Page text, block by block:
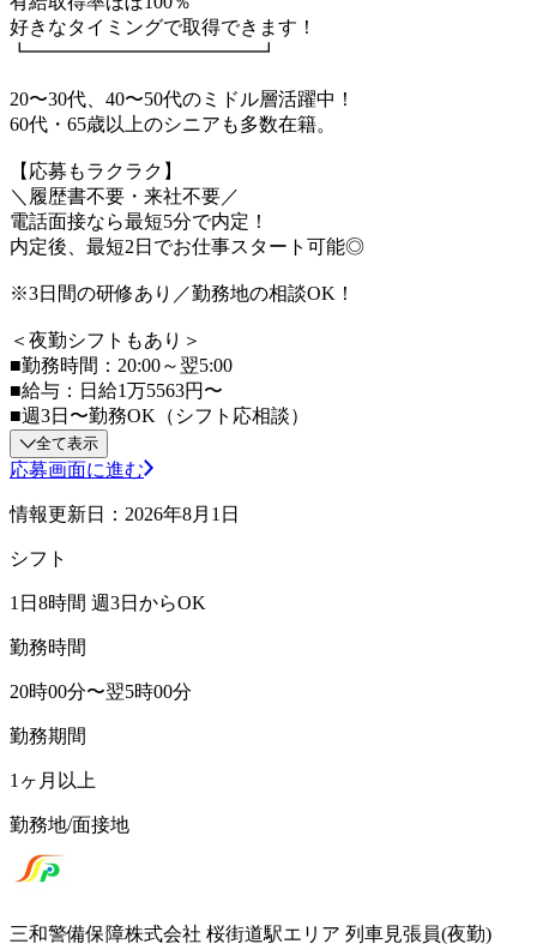
好きなタイミングで取得できます！
┗━━━━━━━━━━━━┛
20〜30代、40〜50代のミドル層活躍中！
60代・65歳以上のシニアも多数在籍。
【応募もラクラク】
＼履歴書不要・来社不要／
電話面接なら最短5分で内定！
内定後、最短2日でお仕事スタート可能◎
※3日間の研修あり／勤務地の相談OK！
＜夜勤シフトもあり＞
■勤務時間：20:00～翌5:00
■給与：日給1万5563円〜
■週3日〜勤務OK（シフト応相談）
全て表示
応募画面に進む
情報更新日：2026年8月1日
シフト
1日8時間 週3日からOK
勤務時間
20時00分〜翌5時00分
勤務期間
1ヶ月以上
勤務地/面接地
三和警備保障株式会社 桜街道駅エリア 列車見張員(夜勤)